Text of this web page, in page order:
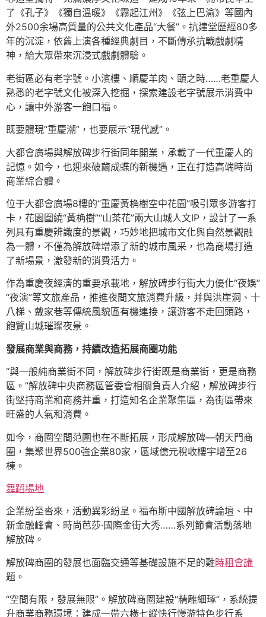
了《孔子》《獨自溫暖》《霧起江州》《弦上巴渝》等國內
外2500余場高質量的公共文化產品“大餐”。抗建堂歷經80多
年的沉淀，依舊上演各種經典劇目，不斷傳承抗戰戲劇精
神，給大眾帶來沉浸式戲劇體驗。
老街區必有老字號。小濱樓、順慶羊肉、頤之時……老重慶人
熟悉的老字號文化被深入挖掘，探索建設老字號展示消費中
心，讓中外游客一飽口福。
既要體現“重慶潮”，也要展示“現代感”。
大都會廣場與解放碑步行街同年開業，承載了一代重慶人的
記憶。如今，也迎來破繭成蝶的新機遇，正在打造高端時尚
商業綜合體。
位于大都會廣場8樓的“重慶黃桷樹空中花園”吸引眾多游客打
卡，花園圍繞“黃桷樹”“山茶花”兩大山城人文IP，設計了一系
列具有重慶辨識度的景觀，巧妙地把城市文化與自然景觀融
為一體，不僅為解放碑增添了新的城市風采，也為商場打造
了新場景，激發新的消費活力。
作為重慶夜經濟的重要承載地，解放碑步行街大力優化“夜娛”
“夜演”等文旅產品，推進夜間文旅消費升級，并與洪崖洞、十
八梯、戴家巷等傳統風貌區有機連接，讓游客不走回頭路，
飽覽山城璀璨夜景。
發展商業與商務，持續改造拓展商圈功能
“與一般純商業街不同，解放碑步行街既是商業街，更是商務
區。”解放碑中央商務區管委會相關負責人介紹，解放碑步行
街堅持商業和商務并重，打造知名企業聚集區，為街區帶來
旺盛的人氣和消費。
如今，商圈空間范圍也在不斷拓展，形成解放碑—朝天門商
圈，集聚世界500強企業80家，區域億元稅收樓宇增至26
棟。
舞蹈場地
企業紛至沓來，活動異彩紛呈。福布斯中國解放碑論壇、中
新金融峰會、時尚芭莎·國際金街大秀……系列節會活動落地
解放碑。
解放碑商圈的發展也面臨交通等基礎設施不足的難時租會議
題。
“空間有限，發展無限”。解放碑商圈建設“精雕細琢”，系統提
升商業商務環境：建成一帶六橫七縱快行慢游特色步行系